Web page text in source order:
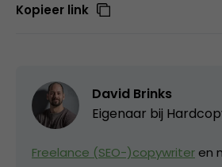
Kopieer link
David Brinks
Eigenaar bij
Freelance (SEO-)copywriter en